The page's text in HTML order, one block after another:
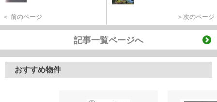
＜ 前のページ ＞次のページ
記事一覧ページへ
おすすめ物件